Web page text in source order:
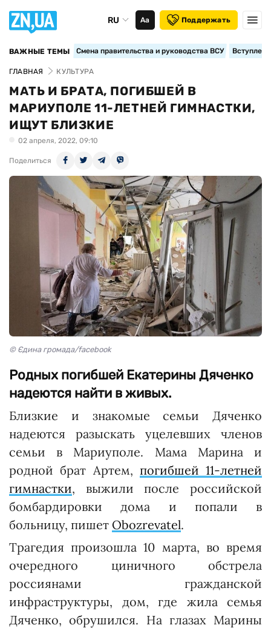
RU Аа Поддержать
ВАЖНЫЕ ТЕМЫ Смена правительства и руководства ВСУ
ГЛАВНАЯ КУЛЬТУРА
МАТЬ И БРАТА, ПОГИБШЕЙ В
МАРИУПОЛЕ 11-ЛЕТНЕЙ ГИМНАСТКИ,
ИЩУТ БЛИЗКИЕ
02 апреля, 2022, 09:10
Поделиться
© Єдина громада/facebook
Родных погибшей Екатерины Дяченко
надеются найти в живых.
Близкие и знакомые семьи Дяченко
надеются разыскать уцелевших членов
семьи в Мариуполе. Мама Марина и
родной брат Артем, погибшей 11-летней
гимнастки, выжили после российской
бомбардировки дома и попали в
больницу, пишет Obozrevatel.
Трагедия произошла 10 марта, во время
очередного циничного обстрела
россиянами гражданской
инфраструктуры, дом, где жила семья
Дяченко, обрушился. На глазах Марины